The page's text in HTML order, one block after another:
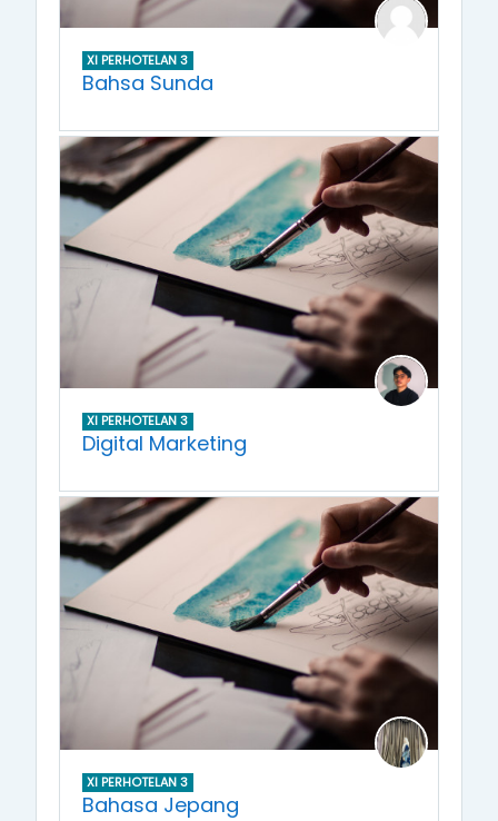
XI PERHOTELAN 3
Bahsa Sunda
XI PERHOTELAN 3
Digital Marketing
XI PERHOTELAN 3
Bahasa Jepang